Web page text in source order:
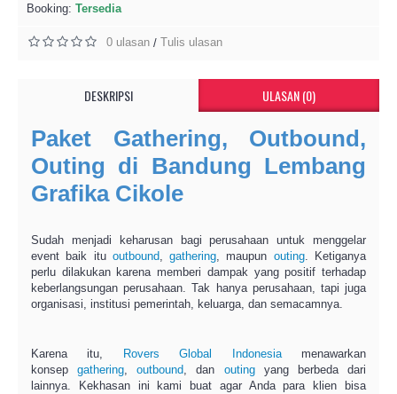
Booking: Tersedia
0 ulasan / Tulis ulasan
DESKRIPSI ULASAN (0)
Paket Gathering, Outbound,
Outing di Bandung Lembang
Grafika Cikole
Sudah menjadi keharusan bagi perusahaan untuk menggelar
event baik itu outbound,gathering, maupun outing. Ketiganya
perlu dilakukan karena memberi dampak yang positif terhadap
keberlangsungan perusahaan. Tak hanya perusahaan, tapi juga
organisasi, institusi pemerintah, keluarga, dan semacamnya.
Karena itu, Rovers Global Indonesiamenawarkan
konsepgathering,outbound, dan outingyang berbeda dari
lainnya. Kekhasan ini kami buat agar Anda para klien bisa